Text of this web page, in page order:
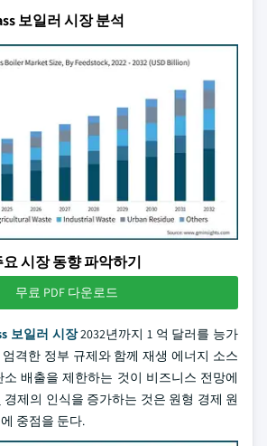
보일러 시장 분석
요 시장 동향 파악하기
무료 PDF 다운로드
보일러 시장2032년까지 1 억 달러를 능가
엄격한 정부 규제와 함께 재생 에너지 소스
배출을 제한하는 것이 비즈니스 전망에
경제의 인식을 증가하는 것은 원형 경제 원
중점을 둔다.